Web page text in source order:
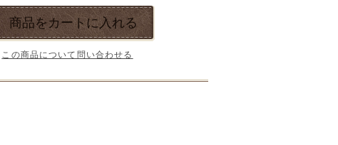
商品をカートに入れる
この商品について問い合わせる